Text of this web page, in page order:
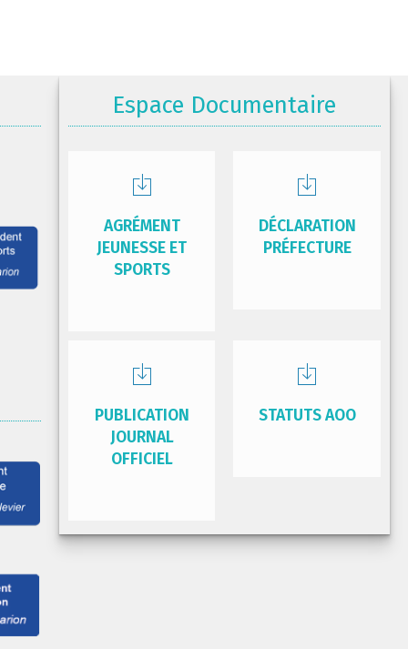
Espace Documentaire
AGRÉMENT
JEUNESSE ET
SPORTS
DÉCLARATION
PRÉFECTURE
PUBLICATION
JOURNAL
OFFICIEL
STATUTS AOO